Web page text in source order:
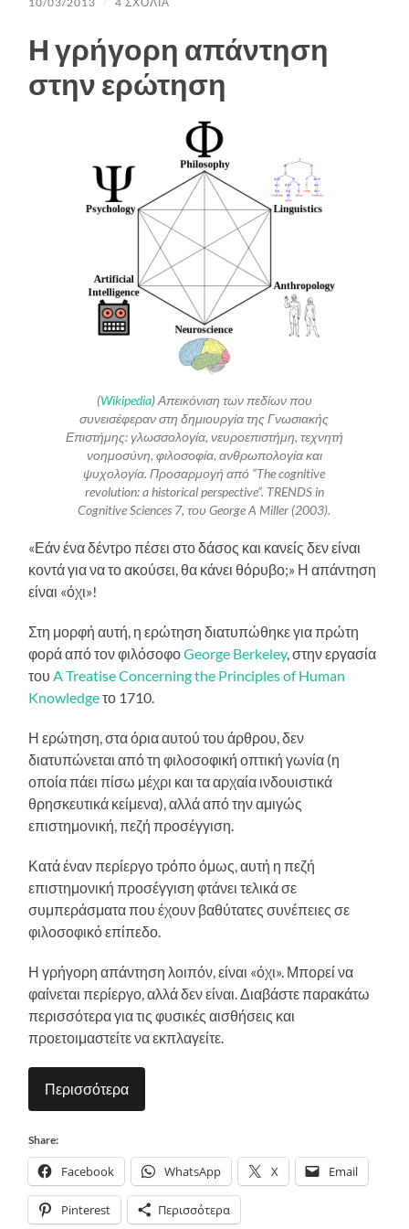
Η γρήγορη απάντηση
στην ερώτηση
(Wikipedia) Απεικόνιση των πεδίων που
συνεισέφεραν στη δημιουργία της Γνωσιακής
Επιστήμης: γλωσσολογία, νευροεπιστήμη, τεχνητή
νοημοσύνη, φιλοσοφία, ανθρωπολογία και
ψυχολογία. Προσαρμογή από “The cognitive
revolution: a historical perspective”. TRENDS in
Cognitive Sciences 7, του George A Miller (2003).
«Εάν ένα δέντρο πέσει στο δάσος και κανείς δεν είναι
κοντά για να το ακούσει, θα κάνει θόρυβο;» Η απάντηση
είναι «όχι»!
Στη μορφή αυτή, η ερώτηση διατυπώθηκε για πρώτη
φορά από τον φιλόσοφοGeorge Berkeley, στην εργασία
τουA Treatise Concerning the Principles of Human
Knowledgeτο 1710.
Η ερώτηση, στα όρια αυτού του άρθρου, δεν
διατυπώνεται από τη φιλοσοφική οπτική γωνία (η
οποία πάει πίσω μέχρι και τα αρχαία ινδουιστικά
θρησκευτικά κείμενα), αλλά από την αμιγώς
επιστημονική, πεζή προσέγγιση.
Κατά έναν περίεργο τρόπο όμως, αυτή η πεζή
επιστημονική προσέγγιση φτάνει τελικά σε
συμπεράσματα που έχουν βαθύτατες συνέπειες σε
φιλοσοφικό επίπεδο.
Η γρήγορη απάντηση λοιπόν, είναι «όχι». Μπορεί να
φαίνεται περίεργο, αλλά δεν είναι. Διαβάστε παρακάτω
περισσότερα για τις φυσικές αισθήσεις και
προετοιμαστείτε να εκπλαγείτε.
Περισσότερα
Share:
Facebook WhatsApp X Email
Pinterest Περισσότερα